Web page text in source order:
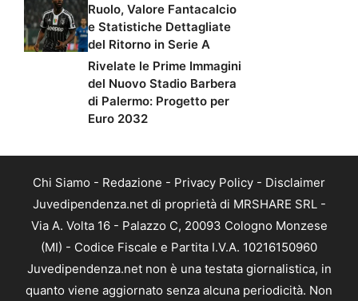
Ruolo, Valore Fantacalcio
e Statistiche Dettagliate
del Ritorno in Serie A
Rivelate le Prime Immagini
del Nuovo Stadio Barbera
di Palermo: Progetto per
Euro 2032
Chi Siamo - Redazione - Privacy Policy - Disclaimer
Juvedipendenza.net di proprietà di MRSHARE SRL -
Via A. Volta 16 - Palazzo C, 20093 Cologno Monzese
(MI) - Codice Fiscale e Partita I.V.A. 10216150960
Juvedipendenza.net non è una testata giornalistica, in
quanto viene aggiornato senza alcuna periodicità. Non